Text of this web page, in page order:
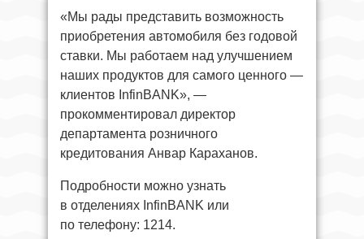
«Мы рады представить возможность
приобретения автомобиля без годовой
ставки. Мы работаем над улучшением
наших продуктов для самого ценного —
клиентов InfinBANK», —
прокомментировал директор
департамента розничного
кредитования Анвар Караханов.
Подробности можно узнать
в отделениях InfinBANK или
по телефону: 1214.